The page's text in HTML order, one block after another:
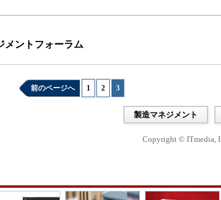
ントフォーラム
前のページへ 1 2 3
製造マネジメント
Copyright © ITmedia,